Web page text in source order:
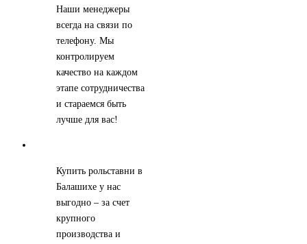
Наши менеджеры
всегда на связи по
телефону. Мы
контролируем
качество на каждом
этапе сотрудничества
и стараемся быть
лучше для вас!
Купить рольставни в
Балашихе у нас
выгодно – за счет
крупного
производства и